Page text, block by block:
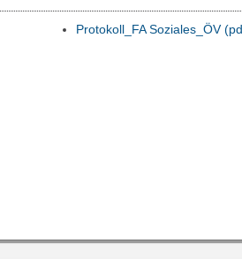
Protokoll_FA Soziales_ÖV